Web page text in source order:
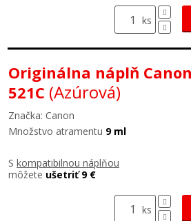
ks
Originálna náplň
521C (Azúrová)
Značka: Canon
Množstvo atramentu 9 ml
S kompatibilnou náplňou
môžete ušetriť 9 €
ks